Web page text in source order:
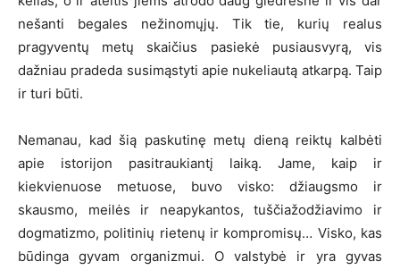
nešanti begales nežinomųjų. Tik tie, kurių realus
pragyventų metų skaičius pasiekė pusiausvyrą, vis
dažniau pradeda susimąstyti apie nukeliautą atkarpą. Taip
ir turi būti.
Nemanau, kad šią paskutinę metų dieną reiktų kalbėti
apie istorijon pasitraukiantį laiką. Jame, kaip ir
kiekvienuose metuose, buvo visko: džiaugsmo ir
skausmo, meilės ir neapykantos, tuščiažodžiavimo ir
dogmatizmo, politinių rietenų ir kompromisų… Visko, kas
būdinga gyvam organizmui. O valstybė ir yra gyvas